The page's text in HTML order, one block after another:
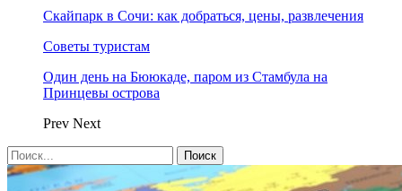
Скайпарк в Сочи: как добраться, цены, развлечения
Советы туристам
Один день на Бююкаде, паром из Стамбула на
Принцевы острова
Prev Next